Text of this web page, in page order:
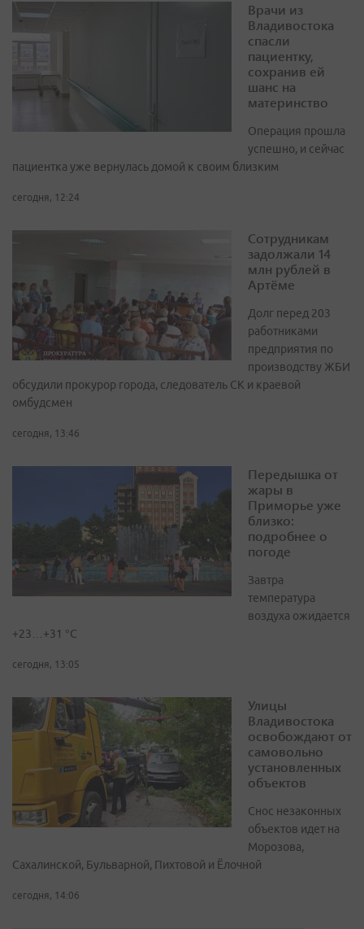
Врачи из
Владивостока
спасли
пациентку,
сохранив ей
шанс на
материнство
Операция прошла
успешно, и сейчас
пациентка уже вернулась домой к своим близким
сегодня, 12:24
Сотрудникам
задолжали 14
млн рублей в
Артёме
Долг перед 203
работниками
предприятия по
производству ЖБИ
обсудили прокурор города, следователь СК и краевой
омбудсмен
сегодня, 13:46
Передышка от
жары в
Приморье уже
близко:
подробнее о
погоде
Завтра
температура
воздуха ожидается
+23…+31 °C
сегодня, 13:05
Улицы
Владивостока
освобождают от
самовольно
установленных
объектов
Снос незаконных
объектов идет на
Морозова,
Сахалинской, Бульварной, Пихтовой и Ёлочной
сегодня, 14:06